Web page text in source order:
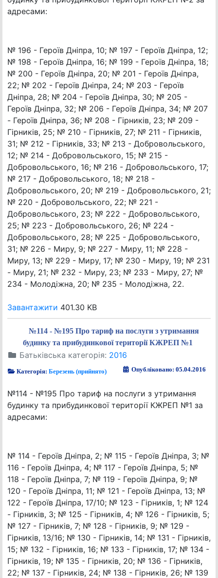
адресами:
№ 196 - Героїв Дніпра, 10; № 197 - Героїв Дніпра, 12;
№ 198 - Героїв Дніпра, 16; № 199 - Героїв Дніпра, 18;
№ 200 - Героїв Дніпра, 20; № 201 - Героїв Дніпра,
22; № 202 - Героїв Дніпра, 24; № 203 - Героїв
Дніпра, 28; № 204 - Героїв Дніпра, 30; № 205 -
Героїв Дніпра, 32; № 206 - Героїв Дніпра, 34; № 207
- Героїв Дніпра, 36; № 208 - Гірників, 23; № 209 -
Гірників, 25; № 210 - Гірників, 27; № 211 - Гірників,
31; № 212 - Гірників, 33; № 213 - Добровольського,
12; № 214 - Добровольського, 15; № 215 -
Добровольського, 16; № 216 - Добровольського, 17;
№ 217 - Добровольського, 18; № 218 -
Добровольського, 20; № 219 - Добровольського, 21;
№ 220 - Добровольського, 22; № 221 -
Добровольського, 23; № 222 - Добровольського,
25; № 223 - Добровольського, 26; № 224 -
Добровольського, 28; № 225 - Добровольського,
31; № 226 - Миру, 9; № 227 - Миру, 11; № 228 -
Миру, 13; № 229 - Миру, 17; № 230 - Миру, 19; № 231
- Миру, 21; № 232 - Миру, 23; № 233 - Миру, 27; №
234 - Молодіжна, 20; № 235 - Молодіжна, 22.
Завантажити 401.30 KB
№114 - №195 Про тариф на послуги з утримання
будинку та прибудинкової території КЖРЕП №1
Батьківська категорія: 2016
Категорія:Березень (прийнято) Опубліковано: 05.04.2016
№114 - №195 Про тариф на послуги з утримання
будинку та прибудинкової території КЖРЕП №1 за
адресами:
№ 114 - Героїв Дніпра, 2; № 115 - Героїв Дніпра, 3; №
116 - Героїв Дніпра, 4; № 117 - Героїв Дніпра, 5; №
118 - Героїв Дніпра, 7; № 119 - Героїв Дніпра, 9; №
120 - Героїв Дніпра, 11; № 121 - Героїв Дніпра, 13; №
122 - Героїв Дніпра, 17/10; № 123 - Гірників, 1; № 124
- Гірників, 3; № 125 - Гірників, 4; № 126 - Гірників, 5;
№ 127 - Гірників, 7; № 128 - Гірників, 9; № 129 -
Гірників, 13/16; № 130 - Гірників, 14; № 131 - Гірників,
15; № 132 - Гірників, 16; № 133 - Гірників, 17; № 134 -
Гірників, 19; № 135 - Гірників, 20; № 136 - Гірників,
22; № 137 - Гірників, 24; № 138 - Гірників, 26; № 139